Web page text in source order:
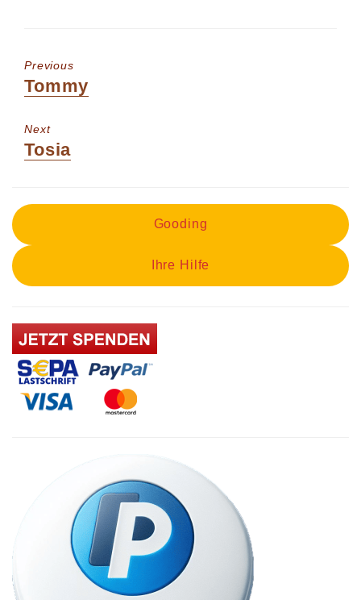
Previous
Previous
Tommy
Next
Next
Tosia
Gooding
Ihre Hilfe